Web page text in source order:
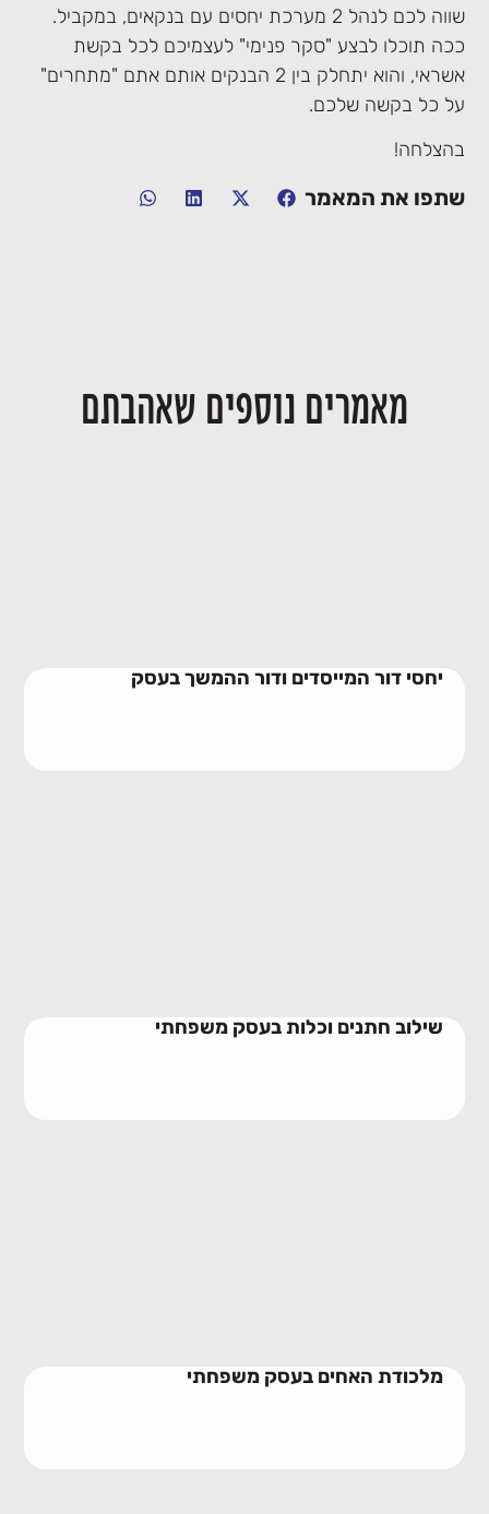
שווה לכם לנהל 2 מערכת יחסים עם בנקאים, במקביל.
ככה תוכלו לבצע "סקר פנימי" לעצמיכם לכל בקשת
אשראי, והוא יתחלק בין 2 הבנקים אותם אתם "מתחרים"
על כל בקשה שלכם.
בהצלחה!
שתפו את המאמר
מאמרים נוספים שאהבתם
יחסי דור המייסדים ודור ההמשך בעסק
שילוב חתנים וכלות בעסק משפחתי
מלכודת האחים בעסק משפחתי